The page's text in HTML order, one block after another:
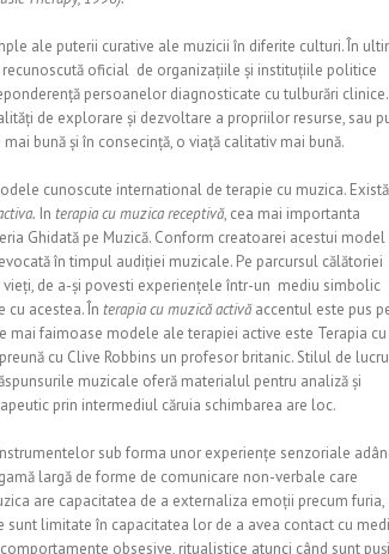
ale puterii curative ale muzicii în diferite culturi. În
oficial de organizațiile și instituțiile politice
persoanelor diagnosticate cu tulburări clinice.
de explorare și dezvoltare a propriilor resurse, sau
bună și în consecință, o viață calitativ mai bună.
cunoscute international de terapie cu muzica. Există
In terapia cu muzica receptivă, cea mai importanta
Ghidată pe Muzică. Conform creatoarei acestui model
în timpul audiției muzicale. Pe parcursul călătoriei
de a-și povesti experiențele într-un mediu simbolic
cu acestea. În terapia cu muzică activăaccentul este pus
mai faimoase modele ale terapiei active este Terapia cu
cu Clive Robbins un profesor britanic. Stilul de
muzicale oferă materialul pentru analiză și
prin intermediul căruia schimbarea are loc.
sub forma unor experiențe senzoriale
largă de forme de comunicare non-verbale care
are capacitatea de a externaliza emoții precum furia,
limitate în capacitatea lor de a avea contact cu
obsesive, ritualistice atunci când sunt